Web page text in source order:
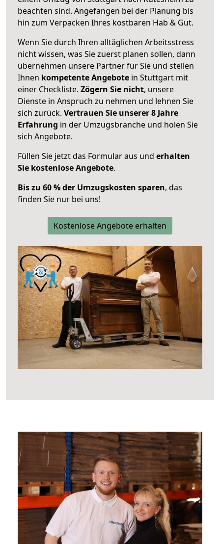
beachten sind. Angefangen bei der Planung bis
hin zum Verpacken Ihres kostbaren Hab & Gut.
Wenn Sie durch Ihren alltäglichen Arbeitsstress
nicht wissen, was Sie zuerst planen sollen, dann
übernehmen unsere Partner für Sie und stellen
Ihnen kompetente Angebote in Stuttgart mit
einer Checkliste. Zögern Sie nicht, unsere
Dienste in Anspruch zu nehmen und lehnen Sie
sich zurück. Vertrauen Sie unserer 8 Jahre
Erfahrung in der Umzugsbranche und holen Sie
sich Angebote.
Füllen Sie jetzt das Formular aus und erhalten
Sie kostenlose Angebote.
Bis zu 60 % der Umzugskosten sparen, das
finden Sie nur bei uns!
Kostenlose Angebote erhalten